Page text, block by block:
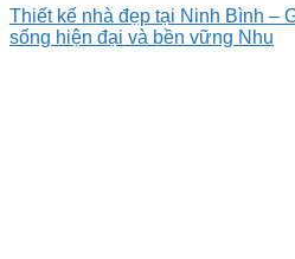
Thiết kế nhà đẹp tại Ninh Bình –
sống hiện đại và bền vững Nhu